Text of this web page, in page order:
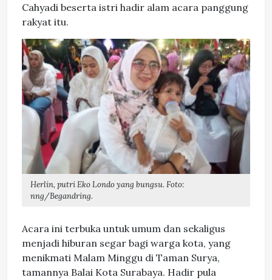
Cahyadi beserta istri hadir alam acara panggung
rakyat itu.
Herlin, putri Eko Londo yang bungsu. Foto:
nng/Begandring.
Acara ini terbuka untuk umum dan sekaligus
menjadi hiburan segar bagi warga kota, yang
menikmati Malam Minggu di Taman Surya,
tamannya Balai Kota Surabaya. Hadir pula